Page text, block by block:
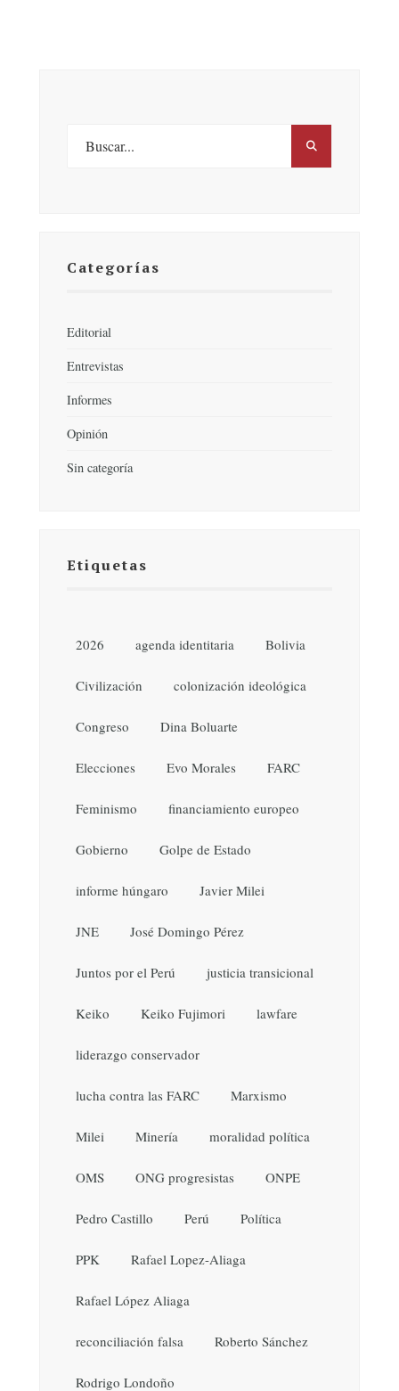
Categorías
Editorial
Entrevistas
Informes
Opinión
Sin categoría
Etiquetas
2026 agenda identitaria Bolivia
Civilización colonización ideológica
Congreso Dina Boluarte
Elecciones Evo Morales FARC
Feminismo financiamiento europeo
Gobierno Golpe de Estado
informe húngaro Javier Milei
JNE José Domingo Pérez
Juntos por el Perú justicia transicional
Keiko Keiko Fujimori lawfare
liderazgo conservador
lucha contra las FARC Marxismo
Milei Minería moralidad política
OMS ONG progresistas ONPE
Pedro Castillo Perú Política
PPK Rafael Lopez-Aliaga
Rafael López Aliaga
reconciliación falsa Roberto Sánchez
Rodrigo Londoño